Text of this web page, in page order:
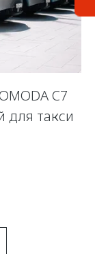
C7
для такси